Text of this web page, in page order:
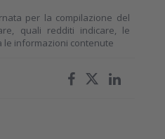
per la compilazione del
quali redditi indicare, le
informazioni contenute